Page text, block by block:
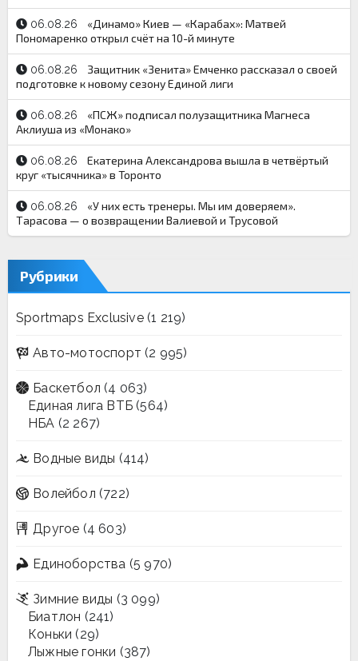
06.08.26
«Динамо» Киев — «Карабах»: Матвей
Пономаренко открыл счёт на 10-й минуте
06.08.26
Защитник «Зенита» Емченко рассказал о своей
подготовке к новому сезону Единой лиги
06.08.26
«ПСЖ» подписал полузащитника Магнеса
Аклиуша из «Монако»
06.08.26
Екатерина Александрова вышла в четвёртый
круг «тысячника» в Торонто
06.08.26
«У них есть тренеры. Мы им доверяем».
Тарасова — о возвращении Валиевой и Трусовой
Рубрики
Sportmaps Exclusive(1 219)
Авто-мотоспорт (2 995)
Баскетбол (4 063)
Единая лига ВТБ (564)
НБА (2 267)
Водные виды (414)
Волейбол (722)
Другое (4 603)
Единоборства (5 970)
Зимние виды (3 099)
Биатлон (241)
Коньки (29)
Лыжные гонки (387)